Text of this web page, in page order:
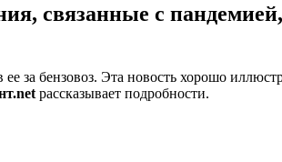
связанные с
за бензовоз. Эта новость хорошо
рассказывает подробности.